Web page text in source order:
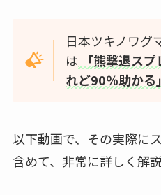
日本ツキノワグ
は
「熊撃退ス
れど90％助かる」
以下動画で、その実際に
含めて、非常に詳しく解